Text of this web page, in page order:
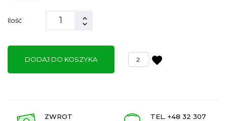
Ilość
DODAJ DO KOSZYKA favorite
2
ZWROT
TEL. +48 32 307